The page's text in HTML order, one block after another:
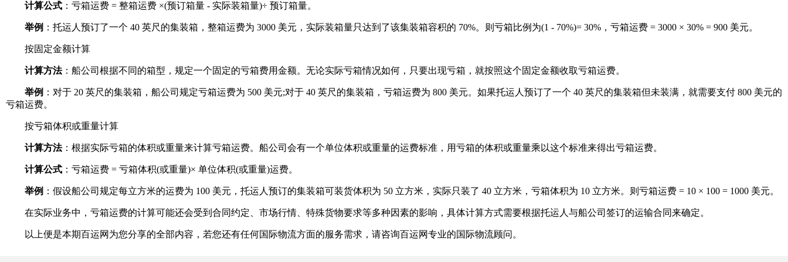
计算公式 ：亏箱运费 = 整箱运费 ×(预订箱量 - 实际装箱量)÷ 预订箱量。
举例 ：托运人预订了一个 40 英尺的集装箱，整箱运费为 3000 美元，实际装箱量只达到了该集装箱容积的 70%。则亏箱比例为(1 - 70%)= 30%，亏箱运费 = 3000 × 30% = 900 美元。
按固定金额计算
计算方法：船公司根据不同的箱型，规定一个固定的亏箱费用金额。无论实际亏箱情况如何，只要出现亏箱，就按照这个固定金额收取亏箱运费。
举例 ：对于 20 英尺的集装箱，船公司规定亏箱运费为 500 美元;对于 40 英尺的集装箱，亏箱运费为 800 美元。如果托运人预订了一个 40 英尺的集装箱但未装满，就需要支付 800 美元的
亏箱运费。
按亏箱体积或重量计算
计算方法：根据实际亏箱的体积或重量来计算亏箱运费。船公司会有一个单位体积或重量的运费标准，用亏箱的体积或重量乘以这个标准来得出亏箱运费。
计算公式 ：亏箱运费 = 亏箱体积(或重量)× 单位体积(或重量)运费。
举例 ：假设船公司规定每立方米的运费为 100 美元，托运人预订的集装箱可装货体积为 50 立方米，实际只装了 40 立方米，亏箱体积为 10 立方米。则亏箱运费 = 10 × 100 = 1000 美元。
在实际业务中，亏箱运费的计算可能还会受到合同约定、市场行情、特殊货物要求等多种因素的影响，具体计算方式需要根据托运人与船公司签订的运输合同来确定。
以上便是本期百运网为您分享的全部内容，若您还有任何国际物流方面的服务需求，请咨询百运网专业的国际物流顾问。